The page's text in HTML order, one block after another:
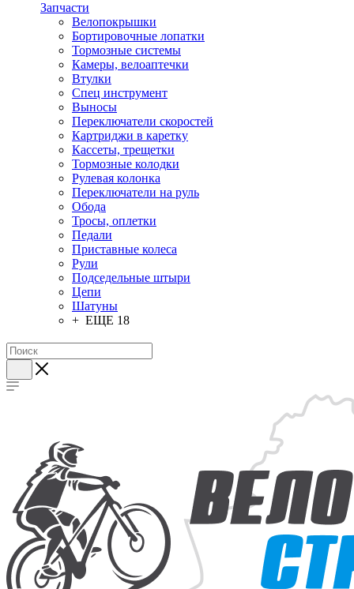
Запчасти
Велопокрышки
Бортировочные лопатки
Тормозные системы
Камеры, велоаптечки
Втулки
Спец инструмент
Выносы
Переключатели скоростей
Картриджи в каретку
Кассеты, трещетки
Тормозные колодки
Рулевая колонка
Переключатели на руль
Обода
Тросы, оплетки
Педали
Приставные колеса
Рули
Подседельные штыри
Цепи
Шатуны
+ ЕЩЕ 18